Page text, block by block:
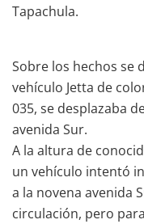
Tapachula.
Sobre los hechos se
vehículo Jetta de
035, se desplazaba
avenida Sur.
A la altura de
un vehículo intentó
a la novena avenida
circulación, pero